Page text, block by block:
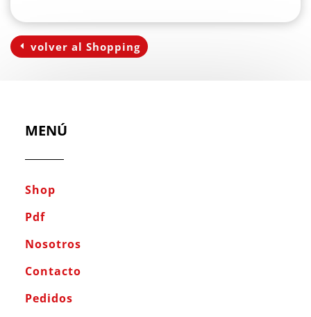
volver al Shopping
MENÚ
Shop
Pdf
Nosotros
Contacto
Pedidos